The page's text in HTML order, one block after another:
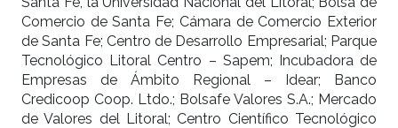
Comercio de Santa Fe; Cámara de Comercio Exterior
de Santa Fe; Centro de Desarrollo Empresarial; Parque
Tecnológico Litoral Centro – Sapem; Incubadora de
Empresas de Ámbito Regional – Idear; Banco
Credicoop Coop. Ltdo.; Bolsafe Valores S.A.; Mercado
de Valores del Litoral; Centro Científico Tecnológico